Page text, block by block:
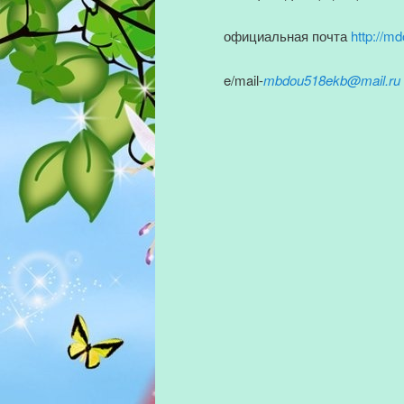
официальная почтаhttp://
e/mail-mbdou518ekb@mail.ru